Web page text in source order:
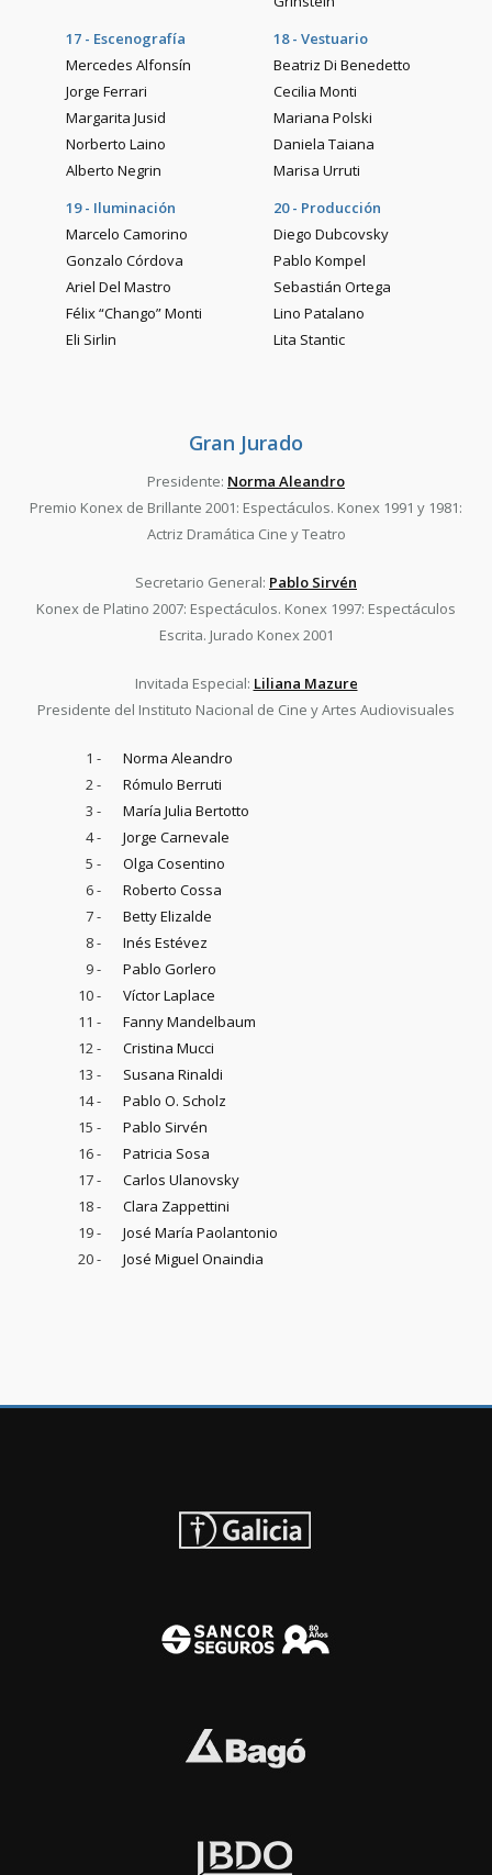
17 - Escenografía
Mercedes Alfonsín
Jorge Ferrari
Margarita Jusid
Norberto Laino
Alberto Negrin
18 - Vestuario
Beatriz Di Benedetto
Cecilia Monti
Mariana Polski
Daniela Taiana
Marisa Urruti
19 - Iluminación
Marcelo Camorino
Gonzalo Córdova
Ariel Del Mastro
Félix “Chango” Monti
Eli Sirlin
20 - Producción
Diego Dubcovsky
Pablo Kompel
Sebastián Ortega
Lino Patalano
Lita Stantic
Gran Jurado
Presidente: Norma Aleandro
Premio Konex de Brillante 2001: Espectáculos. Konex 1991 y 1981:
Actriz Dramática Cine y Teatro
Secretario General: Pablo Sirvén
Konex de Platino 2007: Espectáculos. Konex 1997: Espectáculos
Escrita. Jurado Konex 2001
Invitada Especial: Liliana Mazure
Presidente del Instituto Nacional de Cine y Artes Audiovisuales
1 -
Norma Aleandro
2 -
Rómulo Berruti
3 -
María Julia Bertotto
4 -
Jorge Carnevale
5 -
Olga Cosentino
6 -
Roberto Cossa
7 -
Betty Elizalde
8 -
Inés Estévez
9 -
Pablo Gorlero
10 -
Víctor Laplace
11 -
Fanny Mandelbaum
12 -
Cristina Mucci
13 -
Susana Rinaldi
14 -
Pablo O. Scholz
15 -
Pablo Sirvén
16 -
Patricia Sosa
17 -
Carlos Ulanovsky
18 -
Clara Zappettini
19 -
José María Paolantonio
20 -
José Miguel Onaindia